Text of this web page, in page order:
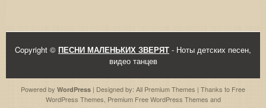
Copyright © ПЕСНИ МАЛЕНЬКИХ ЗВЕРЯТ - Ноты детских песен,
видео танцев
Powered by WordPress | Designed by: All Premium Themes | Thanks to Free
WordPress Themes Premium Free WordPress Themes and